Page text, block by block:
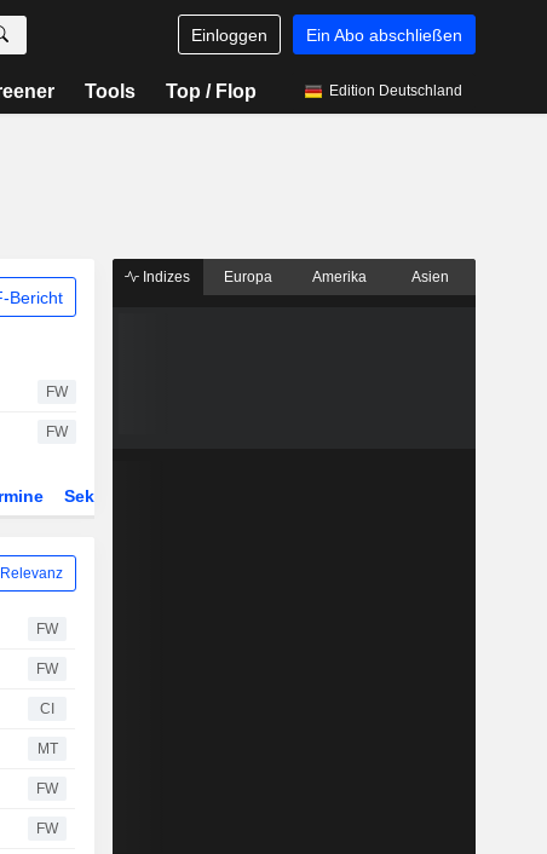
Einloggen Ein Abo abschließen
Tools Top / Flop Edition Deutschland
Bericht
FW
FW
Sektor
Relevanz
FW
FW
CI
MT
FW
FW
Indizes Europa Amerika Asien